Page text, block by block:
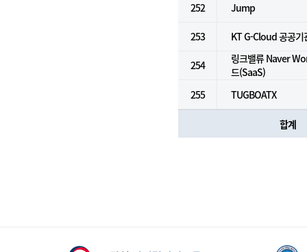
252 Jump
253 KT G-Cloud 공공기
254
링크밸류 Naver
드(SaaS)
255
TUGBOATX
합계